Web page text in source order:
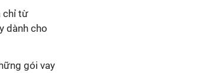
chỉ từ
dành cho
gói vay